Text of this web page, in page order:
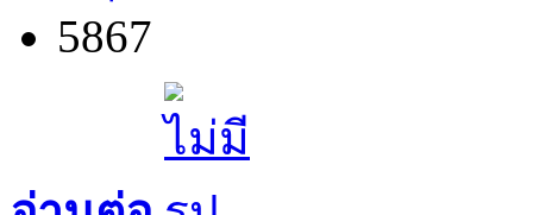
5867